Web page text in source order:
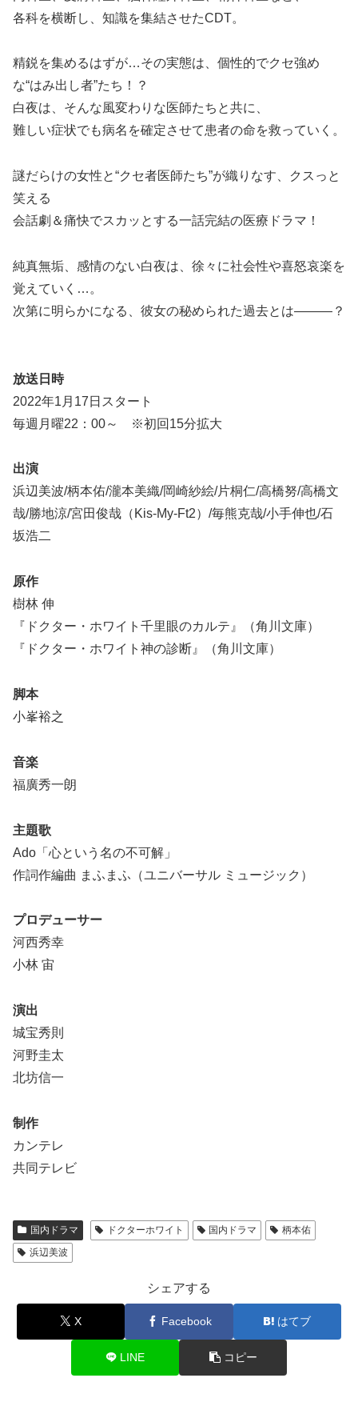
各科を横断し、知識を集結させたCDT。
精鋭を集めるはずが…その実態は、個性的でクセ強め
な“はみ出し者”たち！？
白夜は、そんな風変わりな医師たちと共に、
難しい症状でも病名を確定させて患者の命を救っていく。
謎だらけの女性と“クセ者医師たち”が織りなす、クスっと
笑える
会話劇＆痛快でスカッとする一話完結の医療ドラマ！
純真無垢、感情のない白夜は、徐々に社会性や喜怒哀楽を
覚えていく…。
次第に明らかになる、彼女の秘められた過去とは———？
放送日時
2022年1月17日スタート
毎週月曜22：00～ ※初回15分拡大
出演
浜辺美波/柄本佑/瀧本美織/岡崎紗絵/片桐仁/高橋努/高橋文
哉/勝地涼/宮田俊哉（Kis-My-Ft2）/毎熊克哉/小手伸也/石
坂浩二
原作
樹林 伸
『ドクター・ホワイト千里眼のカルテ』（角川文庫）
『ドクター・ホワイト神の診断』（角川文庫）
脚本
小峯裕之
音楽
福廣秀一朗
主題歌
Ado「心という名の不可解」
作詞作編曲 まふまふ（ユニバーサル ミュージック）
プロデューサー
河西秀幸
小林 宙
演出
城宝秀則
河野圭太
北坊信一
制作
カンテレ
共同テレビ
国内ドラマ ドクターホワイト 国内ドラマ
柄本佑
浜辺美波
シェアする
X Facebook はてブ
LINE コピー